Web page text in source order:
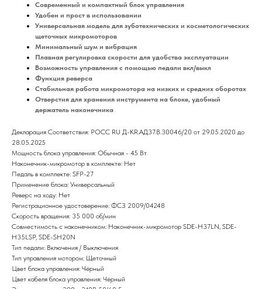
Современный и компактный блок управления
Удобен и прост в использовании
Универсальная модель для зуботехнических и косметологических
щеточных микромоторов
Минимальный шум и вибрация
Плавная регулировка скорости для удобства эксплуатации
Возможность управления с помощью педали вкл/выкл
Функция реверса
Стабильная работа микромотора на низких и средних оборотах
Отверстия для хранения инструмента на блоке, удобный
держатель наконечника
Декларация Соответствия: РОСС RU Д-KR.АД37.В.30046/20 от 29.05.2020 до
28.05.2025
Мощность блока управления: Обычная - 45 Вт
Наконечник-микромотор в комплекте: Нет
Педаль в комплекте: SFP-27
Применение блока: Универсальный
Реверс на ходу: Нет
Регистрационное удостоверение: ФСЗ 2009/04248
Скорость вращения: 35 000 об/мин
Совместимость с наконечником: Наконечник-микромотор SDE-H37LN, SDE-
H35LSP, SDE-SH20N
Тип педали: Включения / Выключения
Тип управления мотором: Щеточный
Цвет блока управления: Чёрный
Цвет кабеля блока управления: Чёрный